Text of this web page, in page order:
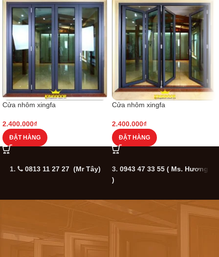
Cửa nhôm xingfa
2.400.000₫
ĐẶT HÀNG
Cửa nhôm xingfa
2.400.000₫
ĐẶT HÀNG
1. 0813 11 27 27 (Mr Tây) 3. 0943 47 33 55 ( Ms. Hương
)